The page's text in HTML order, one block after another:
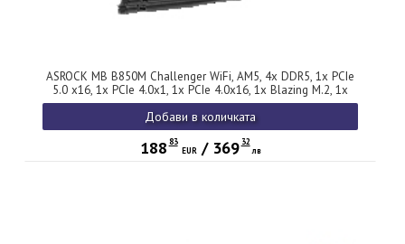
ASROCK MB B850M Challenger WiFi, AM5, 4x DDR5, 1x PCIe
5.0 x16, 1x PCIe 4.0x1, 1x PCIe 4.0x16, 1x Blazing M.2, 1x
Hyper M.2, 4x SATA3, RAID 0, 1, 10, 7.1 CH HD Audio, 1x
HDMI, 9x USB 3.2, 5x USB 2.0, 1x USB-C, 2.5G LAN, 2x Wi-Fi
7, BT, 1x HDMI, mATX
Добави в количката
188 83
EUR/ 369 32
лв